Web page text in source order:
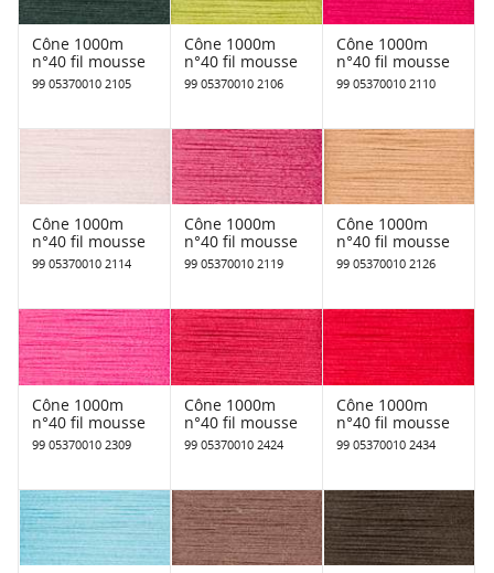
Cône 1000m
n°40 fil mousse
99 05370010 2105
Cône 1000m
n°40 fil mousse
99 05370010 2106
Cône 1000m
n°40 fil mousse
99 05370010 2110
Cône 1000m
n°40 fil mousse
99 05370010 2114
Cône 1000m
n°40 fil mousse
99 05370010 2119
Cône 1000m
n°40 fil mousse
99 05370010 2126
Cône 1000m
n°40 fil mousse
99 05370010 2309
Cône 1000m
n°40 fil mousse
99 05370010 2424
Cône 1000m
n°40 fil mousse
99 05370010 2434